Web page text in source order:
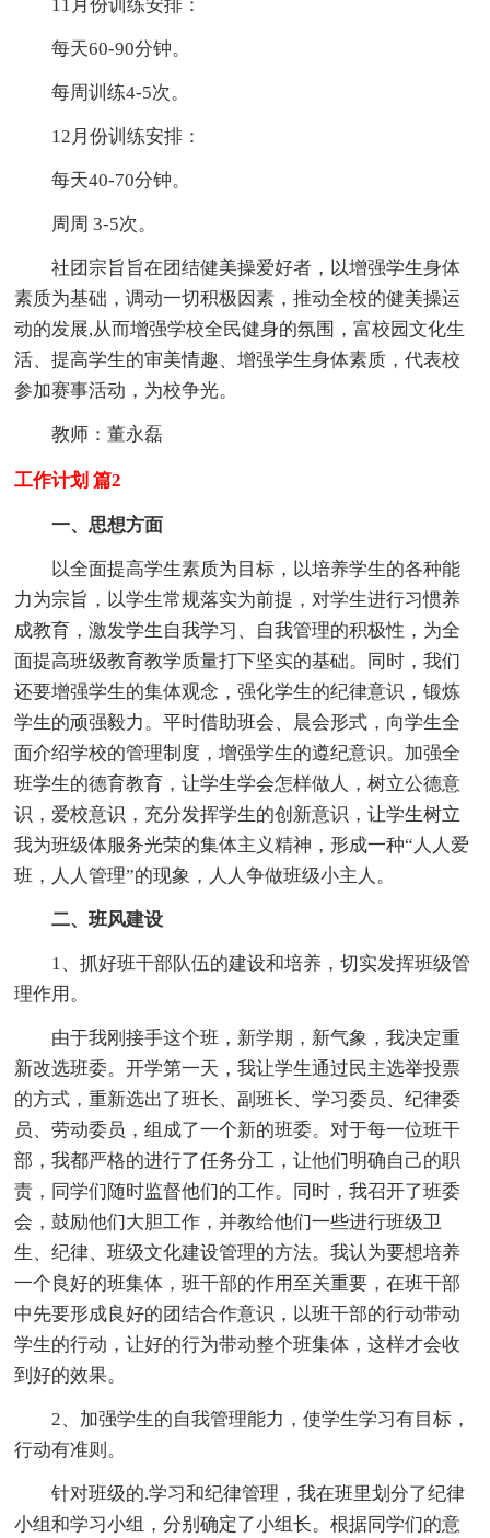
11月份训练安排：
每天60-90分钟。
每周训练4-5次。
12月份训练安排：
每天40-70分钟。
周周 3-5次。
社团宗旨旨在团结健美操爱好者，以增强学生身体
素质为基础，调动一切积极因素，推动全校的健美操运
动的发展,从而增强学校全民健身的氛围，富校园文化生
活、提高学生的审美情趣、增强学生身体素质，代表校
参加赛事活动，为校争光。
教师：董永磊
工作计划 篇2
一、思想方面
以全面提高学生素质为目标，以培养学生的各种能
力为宗旨，以学生常规落实为前提，对学生进行习惯养
成教育，激发学生自我学习、自我管理的积极性，为全
面提高班级教育教学质量打下坚实的基础。同时，我们
还要增强学生的集体观念，强化学生的纪律意识，锻炼
学生的顽强毅力。平时借助班会、晨会形式，向学生全
面介绍学校的管理制度，增强学生的遵纪意识。加强全
班学生的德育教育，让学生学会怎样做人，树立公德意
识，爱校意识，充分发挥学生的创新意识，让学生树立
我为班级体服务光荣的集体主义精神，形成一种“人人爱
班，人人管理”的现象，人人争做班级小主人。
二、班风建设
1、抓好班干部队伍的建设和培养，切实发挥班级管
理作用。
由于我刚接手这个班，新学期，新气象，我决定重
新改选班委。开学第一天，我让学生通过民主选举投票
的方式，重新选出了班长、副班长、学习委员、纪律委
员、劳动委员，组成了一个新的班委。对于每一位班干
部，我都严格的进行了任务分工，让他们明确自己的职
责，同学们随时监督他们的工作。同时，我召开了班委
会，鼓励他们大胆工作，并教给他们一些进行班级卫
生、纪律、班级文化建设管理的方法。我认为要想培养
一个良好的班集体，班干部的作用至关重要，在班干部
中先要形成良好的团结合作意识，以班干部的行动带动
学生的行动，让好的行为带动整个班集体，这样才会收
到好的效果。
2、加强学生的自我管理能力，使学生学习有目标，
行动有准则。
针对班级的.学习和纪律管理，我在班里划分了纪律
小组和学习小组，分别确定了小组长。根据同学们的意